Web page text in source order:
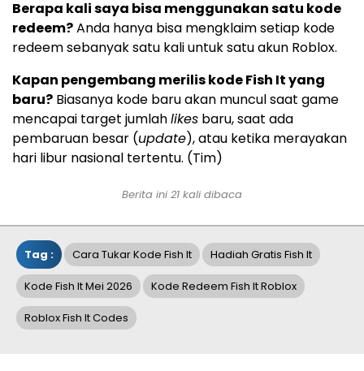
Berapa kali saya bisa menggunakan satu kode
redeem?Anda hanya bisa mengklaim setiap kode
redeem sebanyak satu kali untuk satu akun Roblox.
Kapan pengembang merilis kode Fish It yang
baru? Biasanya kode baru akan muncul saat game
mencapai target jumlahlikes baru, saat ada
pembaruan besar (update), atau ketika merayakan
hari libur nasional tertentu. (Tim)
Berita ini 21 kali dibaca
Tag : Cara Tukar Kode Fish It Hadiah Gratis Fish It
Kode Fish It Mei 2026 Kode Redeem Fish It Roblox
Roblox Fish It Codes